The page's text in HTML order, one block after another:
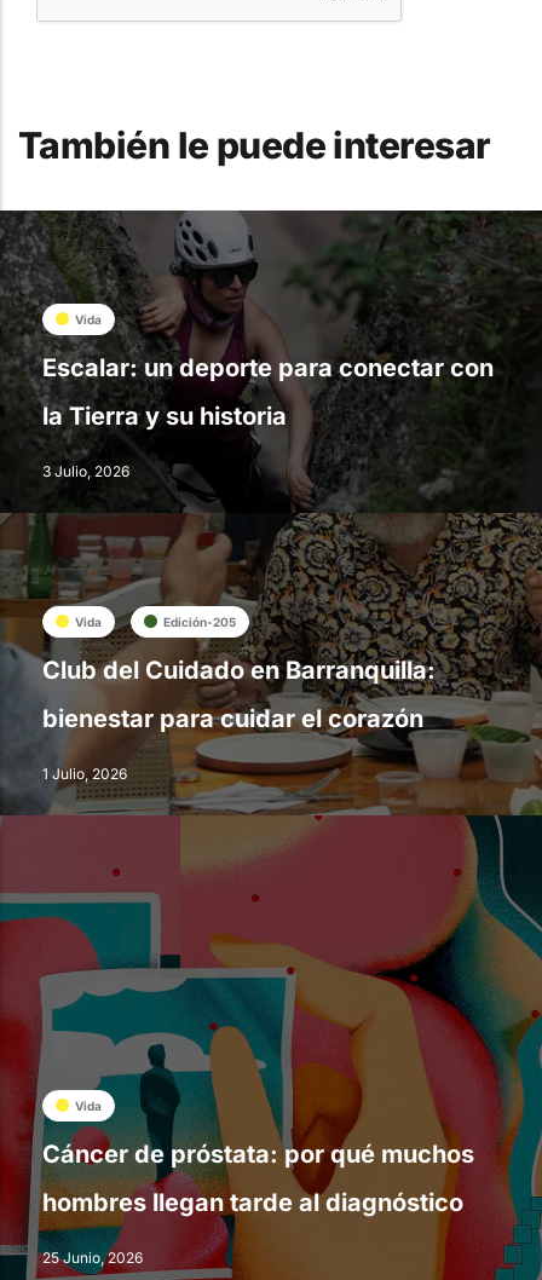
También le puede interesar
Vida
Escalar: un deporte para conectar con
la Tierra y su historia
3 Julio, 2026
Vida Edición-205
Club del Cuidado en Barranquilla:
bienestar para cuidar el corazón
1 Julio, 2026
Vida
Cáncer de próstata: por qué muchos
hombres llegan tarde al diagnóstico
25 Junio, 2026